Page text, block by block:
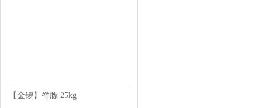
【金锣】脊膘 25kg